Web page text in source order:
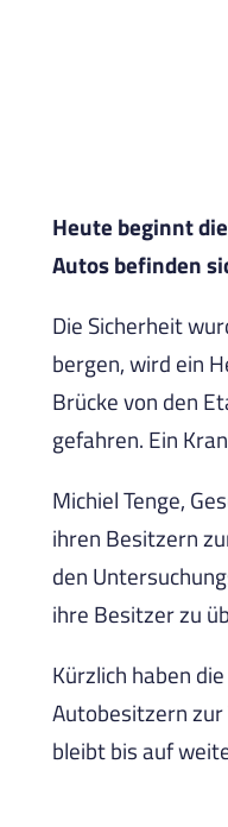
Heute beginnt
Autos befinden
Die Sicherheit
bergen, wird ein
Brücke von den
gefahren. Ein
Michiel Tenge,
ihren Besitzern
den
ihre Besitzer zu
Kürzlich haben
Autobesitzern
bleibt bis auf